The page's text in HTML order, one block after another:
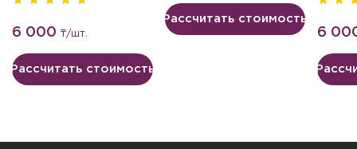
6 000 ₸/шт.
Рассчитать стоимость
Рассчитать стоимость
6